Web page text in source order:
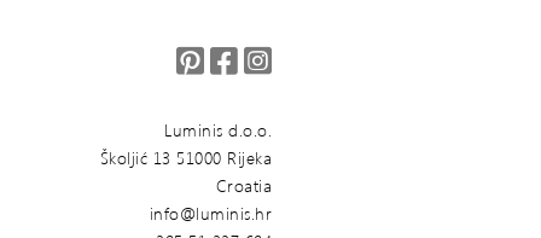
Luminis d.o.o.
Školjić 13 51000 Rijeka
Croatia
info@luminis.hr